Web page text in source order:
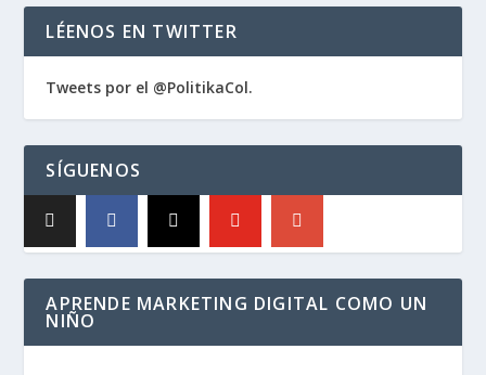
LÉENOS EN TWITTER
Tweets por el @PolitikaCol.
SÍGUENOS
APRENDE MARKETING DIGITAL COMO UN
NIÑO